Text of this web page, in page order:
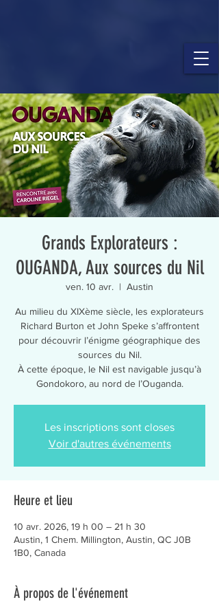
Grands Explorateurs :
OUGANDA, Aux sources du Nil
ven. 10 avr.
  |
Austin
Au milieu du XIXème siècle, les explorateurs
Richard Burton et John Speke s’affrontent
pour découvrir l’énigme géographique des
sources du Nil.
À cette époque, le Nil est navigable jusqu’à
Gondokoro, au nord de l’Ouganda.
Les inscriptions sont closes
Voir d'autres événements
Heure et lieu
10 avr. 2026, 19 h 00 – 21 h 30
Austin, 1 Chem. Millington, Austin, QC J0B
1B0, Canada
À propos de l'événement